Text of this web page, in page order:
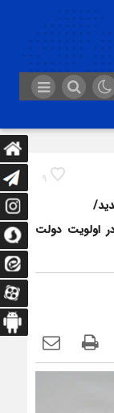
9
اولویت دولت